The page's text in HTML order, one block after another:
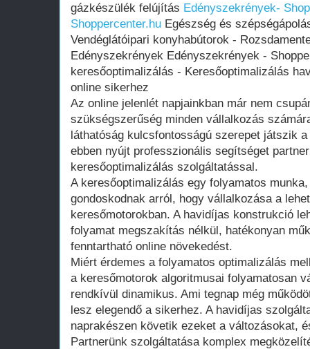
gázkészülék felújítás Edényszekrények-
Shoppercenter.hu Egészség és
Vendéglátóipari konyhabútorok -
Edényszekrények Edényszekrények -
keresőoptimalizálás - Keresőoptimalizálás
online sikerhez
Az online jelenlét napjainkban már nem
szükségszerűség minden vállalkozás
láthatóság kulcsfontosságú szerepet játszik
ebben nyújt professzionális segítséget
keresőoptimalizálás szolgáltatással.
A keresőoptimalizálás egy folyamatos
gondoskodnak arról, hogy vállalkozása a
keresőmotorokban. A havidíjas konstrukció
folyamat megszakítás nélkül, hatékonyan
fenntartható online növekedést.
Miért érdemes a folyamatos optimalizálás
a keresőmotorok algoritmusai folyamatosan
rendkívül dinamikus. Ami tegnap még
lesz elegendő a sikerhez. A havidíjas
naprakészen követik ezeket a változásokat,
Partnerünk szolgáltatása komplex